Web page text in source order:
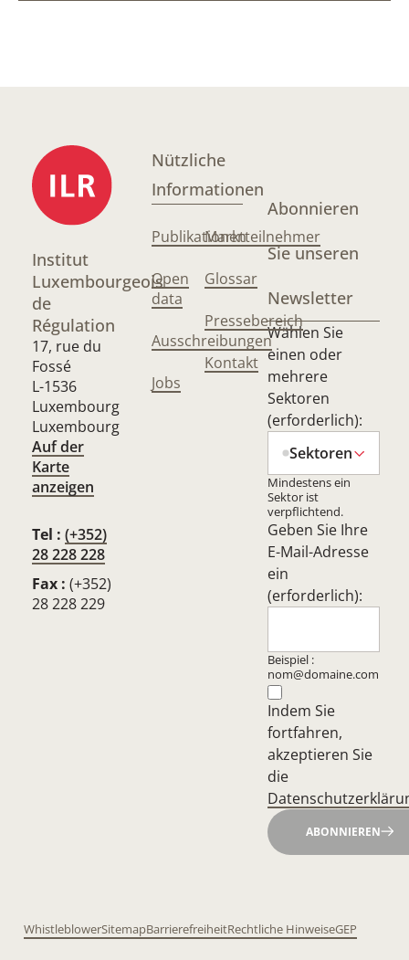
Institut
Luxembourgeois
de
Régulation
17, rue du
Fossé
L-1536
Luxembourg
Luxembourg
Auf der
Karte
anzeigen
Tel : (+352)
28 228 228
Fax : (+352)
28 228 229
Nützliche
Informationen
Publikationen
Open
data
Ausschreibungen
Jobs
Marktteilnehmer
Glossar
Pressebereich
Kontakt
Abonnieren
Sie unseren
Newsletter
Wählen Sie
einen oder
mehrere
Sektoren
(erforderlich):
Sektoren
Mindestens ein
Sektor ist
verpflichtend.
Geben Sie Ihre
E-Mail-Adresse
ein
(erforderlich):
Beispiel :
nom@domaine.com
Indem Sie
fortfahren,
akzeptieren Sie
die
ABONNIEREN
WhistleblowerSitemapBarrierefreiheitRechtliche HinweiseGEP